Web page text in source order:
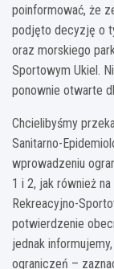
poinformować, że
podjęto decyzję o
oraz morskiego
Sportowym Ukiel.
ponownie otwarte
Chcielibyśmy
Sanitarno-
wprowadzeniu
1 i 2, jak również
Rekreacyjno-
potwierdzenie
jednak
ograniczeń –